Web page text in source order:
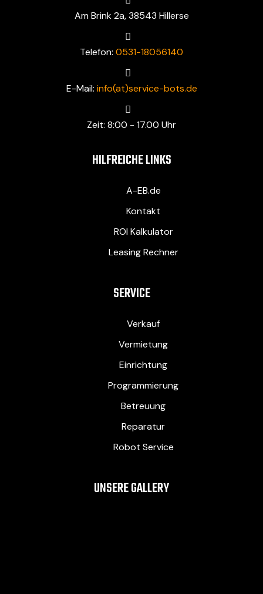
Am Brink 2a, 38543 Hillerse
Telefon: 0531-18056140
E-Mail: info(at)service-bots.de
Zeit: 8:00 - 17.00 Uhr
HILFREICHE LINKS
A-EB.de
Kontakt
ROI Kalkulator
Leasing Rechner
SERVICE
Verkauf
Vermietung
Einrichtung
Programmierung
Betreuung
Reparatur
Robot Service
UNSERE GALLERY